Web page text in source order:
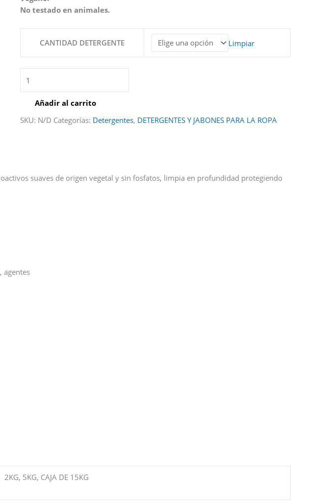
No testado en animales.
CANTIDAD DETERGENTE Limpiar
Añadir al carrito
SKU: N/D Categorías: Detergentes, DETERGENTES Y JABONES PARA LA ROPA
suaves de origen vegetal y sin fosfatos, limpia en profundidad protegiendo
agentes
2KG, 5KG, CAJA DE 15KG